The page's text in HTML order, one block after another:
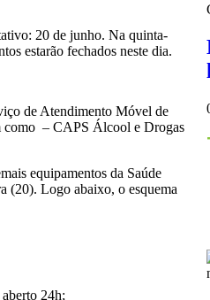
20 de junho. Na quinta-
estarão fechados neste dia.
de Atendimento Móvel de
como – CAPS Álcool e Drogas
equipamentos da Saúde
(20). Logo abaixo, o esquema
24h;